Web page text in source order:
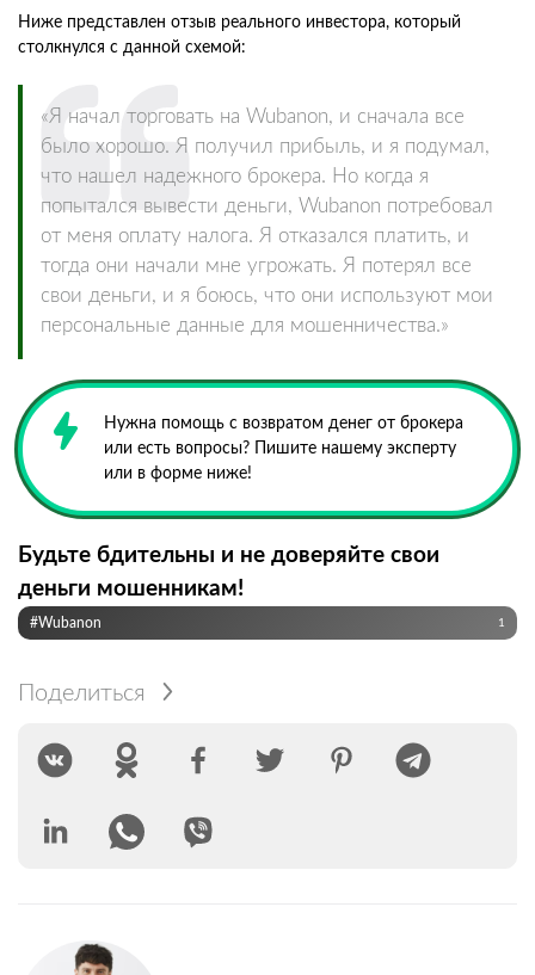
Ниже представлен отзыв реального инвестора, который
столкнулся с данной схемой:
«Я начал торговать на Wubanon, и сначала все
было хорошо. Я получил прибыль, и я подумал,
что нашел надежного брокера. Но когда я
попытался вывести деньги, Wubanon потребовал
от меня оплату налога. Я отказался платить, и
тогда они начали мне угрожать. Я потерял все
свои деньги, и я боюсь, что они используют мои
персональные данные для мошенничества.»
Нужна помощь с возвратом денег от брокера
или есть вопросы? Пишите нашему эксперту
или в форме ниже!
Будьте бдительны и не доверяйте свои
деньги мошенникам!
#Wubanon 1
Поделиться